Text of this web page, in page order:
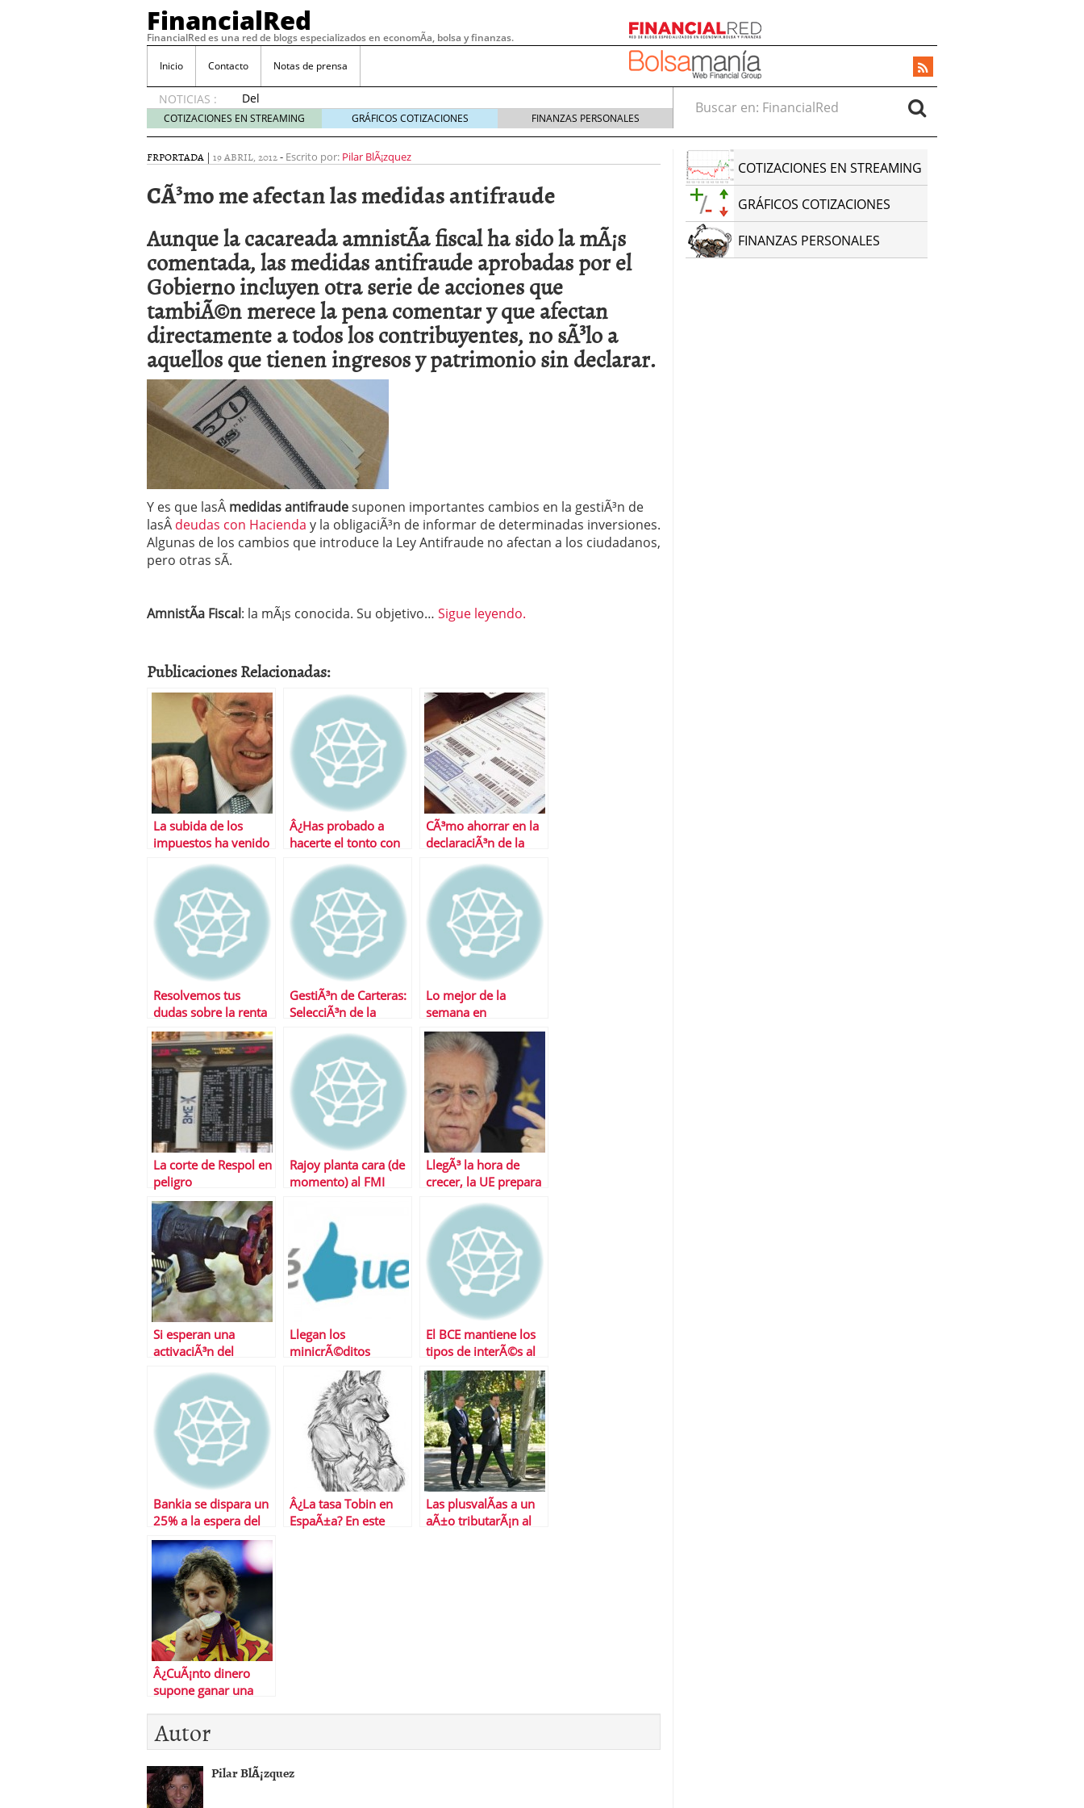
FinancialRed
FinancialRed es una red de blogs especializados en economÃ­a, bolsa y finanzas.
Inicio Contacto Notas de prensa
NOTICIAS :
Del
depósito
a la
cómo
cambiando
del
ahorro
en
España
05/08/2026
Seguros de convenio en pymes: la obligación que muchas empresas
descubren cuando ya es demasiado tarde 20/07/2026
ReseÃ±a de SIFX: Lo Que Deben Saber los Traders Mexicanos Antes de
Operar 29/06/2026
Crear empresa online vs proceso tradicional: ventajas reales para pymes
29/05/2026
CÃ³mo afrontar una baja mÃ©dica cuando trabajas por cuenta propia
26/05/2026
COTIZACIONES EN STREAMING GRÁFICOS COTIZACIONES FINANZAS PERSONALES
Buscar en:
FRPORTADA | 19 ABRIL, 2012- Escrito por: Pilar BlÃ¡zquez
CÃ³mo me afectan las medidas antifraude
Aunque la cacareada amnistÃ­a fiscal ha sido la mÃ¡s
comentada, las medidas antifraude aprobadas por el
Gobierno incluyen otra serie de acciones que
tambiÃ©n merece la pena comentar y que afectan
directamente a todos los contribuyentes, no sÃ³lo a
aquellos que tienen ingresos y patrimonio sin declarar.
Y es que lasÂ medidas antifraudesuponen importantes cambios en la gestiÃ³n de
lasÂ deudas con Hacienda y la obligaciÃ³n de informar de determinadas inversiones.
Algunas de los cambios que introduce la Ley Antifraude no afectan a los ciudadanos,
pero otras sÃ­.
AmnistÃ­a Fiscal: la mÃ¡s conocida. Su objetivo… Sigue leyendo.
Publicaciones Relacionadas:
La subida de los
impuestos ha venido
Â¿Has probado a
hacerte el tonto con
CÃ³mo ahorrar en la
declaraciÃ³n de la
Resolvemos tus
dudas sobre la renta
GestiÃ³n de Carteras:
SelecciÃ³n de la
Lo mejor de la
semana en
Financialred
La corte de Respol en
peligro
Rajoy planta cara (de
momento) al FMI
LlegÃ³ la hora de
crecer, la UE prepara
mulos de 130.000
millones euros
Si esperan una
activaciÃ³n del
Llegan los
minicrÃ©ditos
El BCE mantiene los
tipos de interÃ©s al
0,75%
Bankia se dispara un
25% a la espera del
manÃ¡ europeo
Â¿La tasa Tobin en
EspaÃ±a? En este
Las plusvalÃ­as a un
aÃ±o tributarÃ¡n al
Â¿CuÃ¡nto dinero
supone ganar una
Autor
Pilar BlÃ¡zquez
COTIZACIONES EN STREAMING
GRÁFICOS COTIZACIONES
FINANZAS PERSONALES